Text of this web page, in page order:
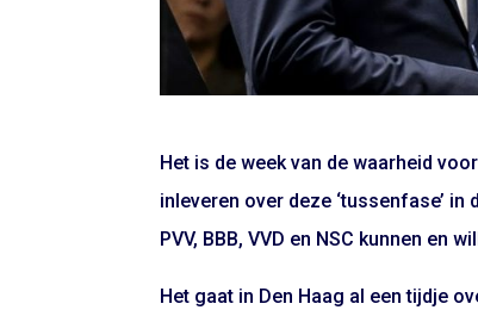
Het is de week van de waarheid
inleveren over deze ‘tussenfase’
PVV, BBB, VVD en NSC kunnen en
Het gaat in Den Haag al een tijdje